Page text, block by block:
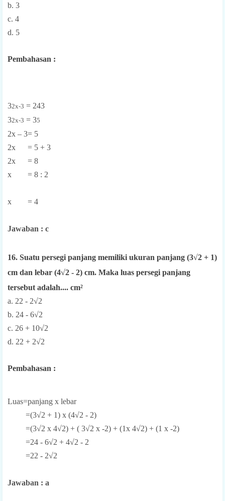
b. 3
c. 4
d. 5
Pembahasan :
32x-3 = 243
32x-3 = 35
2x – 3= 5
2x = 5 + 3
2x = 8
x = 8 : 2
x = 4
Jawaban : c
16. Suatu persegi panjang memiliki ukuran panjang (3√2 + 1)
cm dan lebar (4√2 - 2) cm. Maka luas persegi panjang
tersebut adalah.... cm²
a. 22 - 2√2
b. 24 - 6√2
c. 26 + 10√2
d. 22 + 2√2
Pembahasan :
Luas=panjang x lebar
=(3√2 + 1) x (4√2 - 2)
=(3√2 x 4√2) + ( 3√2 x -2) + (1x 4√2) + (1 x -2)
=24 - 6√2 + 4√2 - 2
=22 - 2√2
Jawaban : a